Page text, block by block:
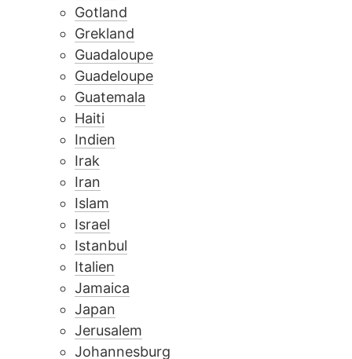
Gotland
Grekland
Guadaloupe
Guadeloupe
Guatemala
Haiti
Indien
Irak
Iran
Islam
Israel
Istanbul
Italien
Jamaica
Japan
Jerusalem
Johannesburg